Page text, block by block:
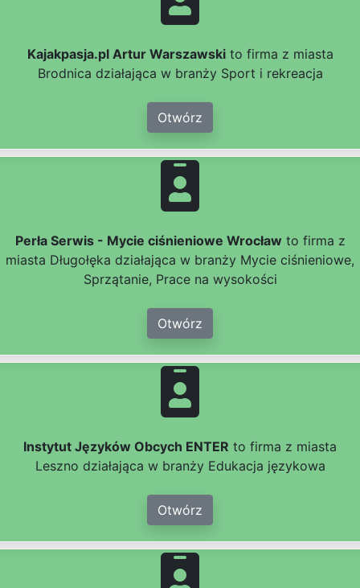
Kajakpasja.pl Artur Warszawskito firma z miasta
Brodnica działająca w branży Sport i rekreacja
Otwórz
Perła Serwis - Mycie ciśnieniowe Wrocław to firma z
miasta Długołęka działająca w branży Mycie ciśnieniowe,
Sprzątanie, Prace na wysokości
Otwórz
Instytut Języków Obcych ENTER to firma z miasta
Leszno działająca w branży Edukacja językowa
Otwórz